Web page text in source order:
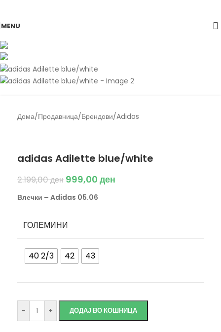
MENU
-55%
Дома/Продавница/Брендови/Adidas
adidas Adilette blue/white
2.199,00ден 999,00 ден
Влечки – Adidas 05.06
ГОЛЕМИНИ
40 2/3 42 43
- + ДОДАЈ ВО КОШНИЦА